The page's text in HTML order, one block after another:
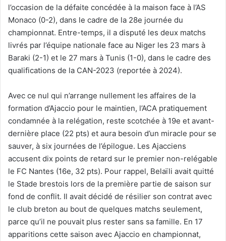
l’occasion de la défaite concédée à la maison face à l’AS
Monaco (0-2), dans le cadre de la 28e journée du
championnat. Entre-temps, il a disputé les deux matchs
livrés par l’équipe nationale face au Niger les 23 mars à
Baraki (2-1) et le 27 mars à Tunis (1-0), dans le cadre des
qualifications de la CAN-2023 (reportée à 2024).
Avec ce nul qui n’arrange nullement les affaires de la
formation d’Ajaccio pour le maintien, l’ACA pratiquement
condamnée à la relégation, reste scotchée à 19e et avant-
dernière place (22 pts) et aura besoin d’un miracle pour se
sauver, à six journées de l’épilogue. Les Ajacciens
accusent dix points de retard sur le premier non-relégable
le FC Nantes (16e, 32 pts). Pour rappel, Belaïli avait quitté
le Stade brestois lors de la première partie de saison sur
fond de conflit. Il avait décidé de résilier son contrat avec
le club breton au bout de quelques matchs seulement,
parce qu’il ne pouvait plus rester sans sa famille. En 17
apparitions cette saison avec Ajaccio en championnat,